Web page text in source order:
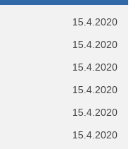
15.4.2020
15.4.2020
15.4.2020
15.4.2020
15.4.2020
15.4.2020